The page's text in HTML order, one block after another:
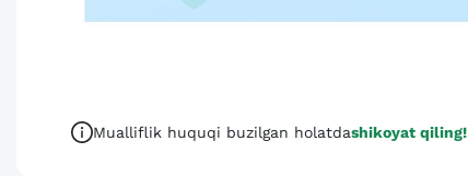
Mualliflik huquqi buzilgan holatdashikoyat qiling!